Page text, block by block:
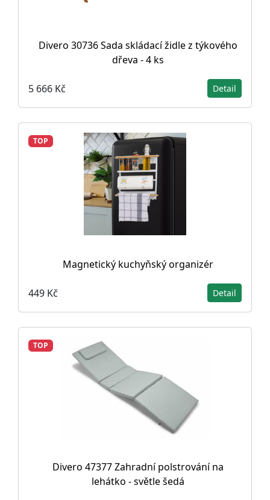
Divero 30736 Sada skládací židle z týkového
dřeva - 4 ks
5 666 Kč Detail
TOP
Magnetický kuchyňský organizér
449 Kč Detail
TOP
Divero 47377 Zahradní polstrování na
lehátko - světle šedá